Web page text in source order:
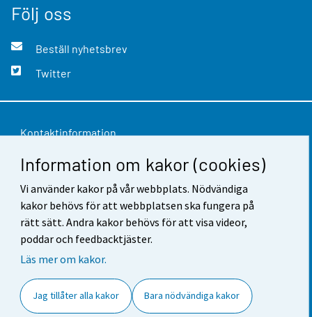
Information om kakor (cookies)
Vi använder kakor på vår webbplats. Nödvändiga
kakor behövs för att webbplatsen ska fungera på
rätt sätt. Andra kakor behövs för att visa videor,
poddar och feedbacktjäster.
Läs mer om kakor.
Jag tillåter alla kakor Bara nödvändiga kakor
Följ oss
Beställ nyhetsbrev
Twitter
Kontaktinformation
Respons
Användarvillkor
Dataskydd
Tillgänglighet
Cookie-inställningar